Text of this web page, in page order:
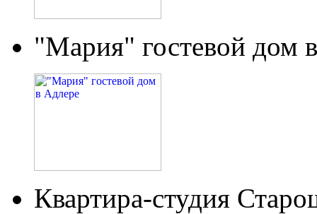
"Мария" гостевой дом
Квартира-студия